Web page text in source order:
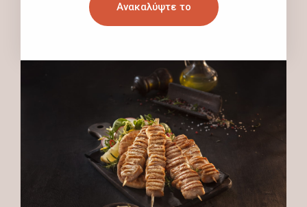
Ανακαλύψτε το